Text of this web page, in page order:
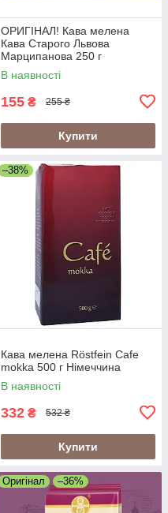
ОРИГІНАЛ! Кава мелена
Кава Старого Львова
Марципанова 250 г
В наявності
155 ₴ 255 ₴
Купити
–38%
Кава мелена Röstfein Cafe
mokka 500 г Німеччина
В наявності
332 ₴ 532 ₴
Купити
Оригінал –36%